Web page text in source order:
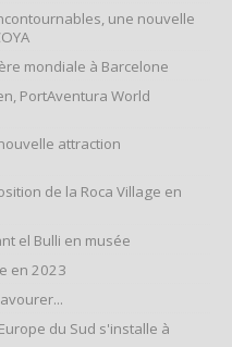
une nouvelle
mondiale à Barcelone
PortAventura World
attraction
de la Roca Village en
el Bulli en musée
en 2023
du Sud s'installe à